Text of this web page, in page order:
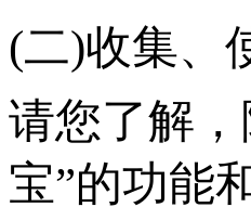
(二)收集、
请您了解
宝”的功能